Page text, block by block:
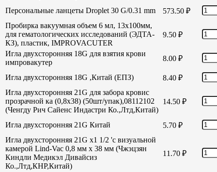
Персональные ланцеты Droplet 30 G/0.31 mm 573.50 ₽
Пробирка вакуумная объем 6 мл, 13х100мм,
для гематологических исследований (ЭДТА-
КЗ), пластик, IMPROVACUTER
9.50 ₽
Игла двухсторонняя 18G для взятия крови
импровакутер
8.00 ₽
Игла двухсторонняя 18G ,Китай (ЕПЗ) 8.40 ₽
Игла двухсторонняя 21G для забора кровис
прозрачной ка (0,8х38) (50шт/упак),08112102
(Ченгду Рич Сайенс Индастри Ко.,Лтд,Китай)
14.50 ₽
Игла двухсторонняя 21G Китай 5.70 ₽
Игла двухсторонняя 21G х1 1/2 'с визуальной
камерой Lind-Vac 0,8 мм х 38 мм (Чжэцзян
Киндли Медикэл Дивайсиз
Ко.,Лтд,КНР,Китай)
11.70 ₽